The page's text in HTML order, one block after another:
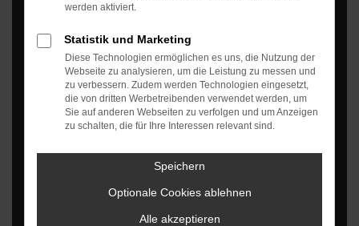
Es wird versucht, Inhalte vonwebkit.autoproff.comzu laden. Dabei
können Daten an Dritte weitergegeben werden. Wenn Sie damit
einverstanden sind, klicken Sie bitte auf "Bestätigen".
Bestätigen
werden aktiviert.
Statistik und Marketing
Diese Technologien ermöglichen es uns, die Nutzung der
Webseite zu analysieren, um die Leistung zu messen und
zu verbessern. Zudem werden Technologien eingesetzt,
die von dritten Werbetreibenden verwendet werden, um
Sie auf anderen Webseiten zu verfolgen und um Anzeigen
zu schalten, die für Ihre Interessen relevant sind.
Speichern
Optionale Cookies ablehnen
Alle akzeptieren